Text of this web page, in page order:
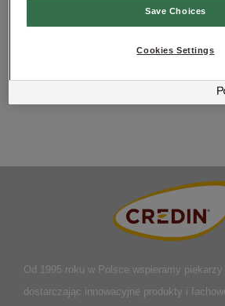
Körtid i maskin: 8 min. långsamt, 2 min.
Liggtid: ca 15 min,
Od 1995 roku w Polsce wspieramy piekarzy
dostarczając innowacyjne produkty i
Save Choices
Cookies Settings